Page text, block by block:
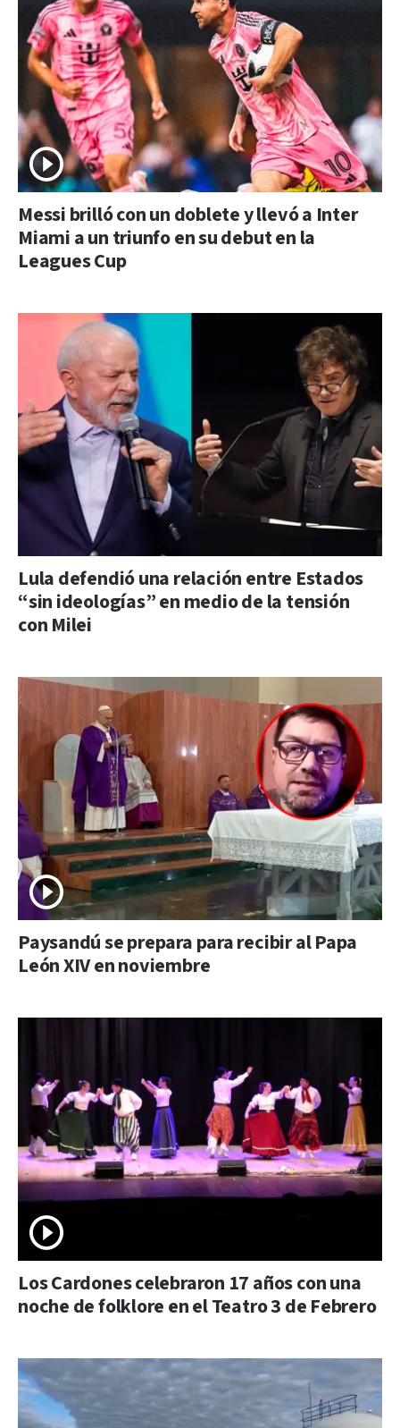
Messi brilló con un doblete y llevó a Inter
Miami a un triunfo en su debut en la
Leagues Cup
Lula defendió una relación entre Estados
“sin ideologías” en medio de la tensión
con Milei
Paysandú se prepara para recibir al Papa
León XIV en noviembre
Los Cardones celebraron 17 años con una
noche de folklore en el Teatro 3 de Febrero